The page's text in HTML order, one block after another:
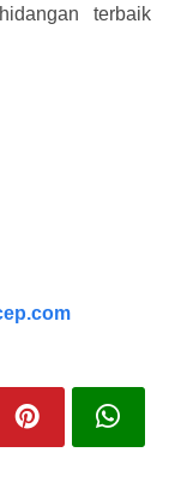
terbaik